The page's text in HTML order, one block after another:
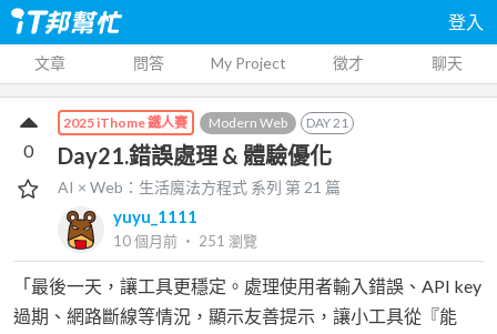
登入
文章 問答 My Project 徵才 聊天
2025 iThome 鐵人賽 Modern Web DAY21
Day21.錯誤處理 & 體驗優化
AI × Web：生活魔法方程式 系列 第21 篇
yuyu_1111
10 個月前 ‧ 251 瀏覽
0
「最後一天，讓工具更穩定。處理使用者輸入錯誤、API key
過期、網路斷線等情況，顯示友善提示，讓小工具從『能